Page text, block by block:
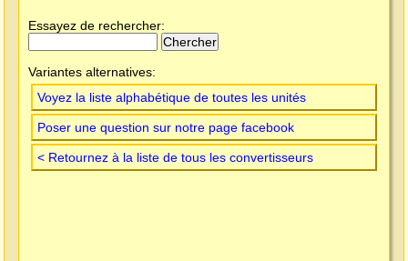
Essayez de rechercher:
Variantes alternatives:
Voyez la liste alphabétique de toutes les unités
Poser une question sur notre page facebook
< Retournez à la liste de tous les convertisseurs